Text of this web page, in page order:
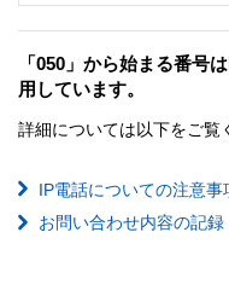
「050」から始まる番号
用しています。
詳細については以下をご覧
IP電話についての注意事
お問い合わせ内容の記